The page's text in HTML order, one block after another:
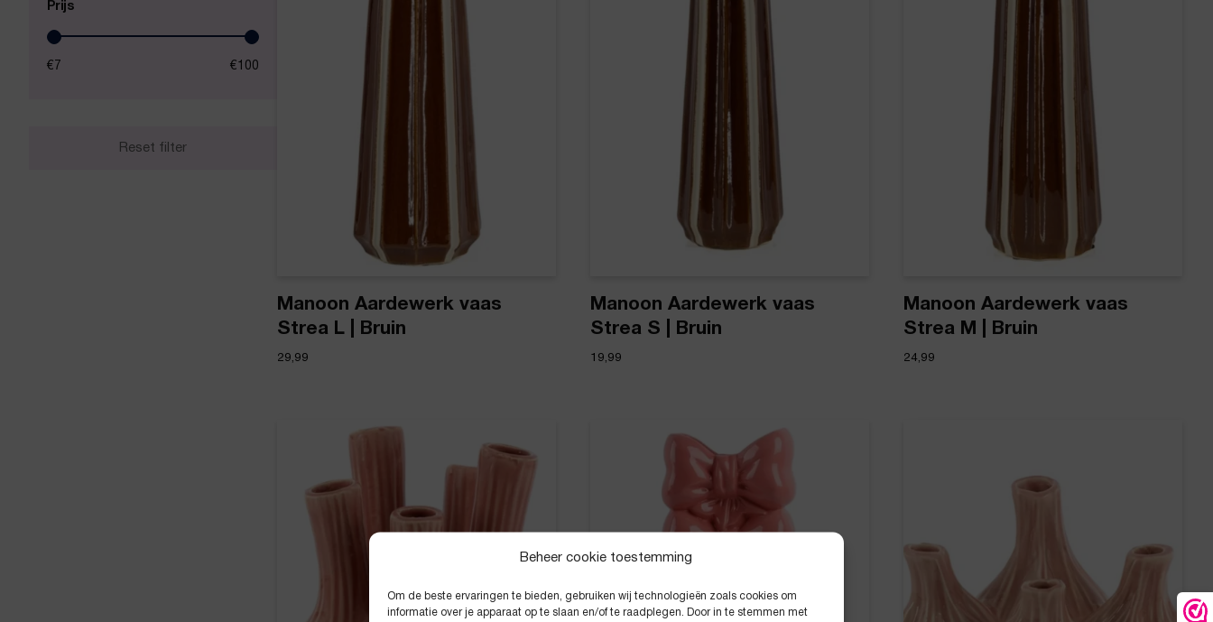
Beheer cookie toestemming
Om de beste ervaringen te bieden, gebruiken wij technologieën zoals cookies om
informatie over je apparaat op te slaan en/of te raadplegen. Door in te stemmen met
Prijs
€7 €100
Reset filter
Manoon Aardewerk vaas
Strea L | Bruin
29,99
Manoon Aardewerk vaas
Strea S | Bruin
19,99
Manoon Aardewerk vaas
Strea M | Bruin
24,99